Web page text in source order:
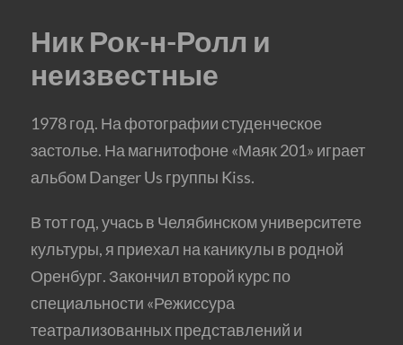
Ник Рок-н-Ролл и
неизвестные
1978 год. На фотографии студенческое
застолье. На магнитофоне «Маяк 201» играет
альбом Danger Us группы Kiss.
В тот год, учась в Челябинском университете
культуры, я приехал на каникулы в родной
Оренбург. Закончил второй курс по
специальности «Режиссура
театрализованных представлений и